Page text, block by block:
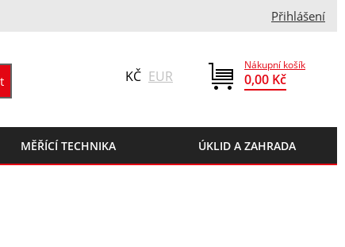
Přihlášení
Nákupní košík
0,00 Kč
KČ EUR
MĚŘÍCÍ TECHNIKA ÚKLID A ZAHRADA